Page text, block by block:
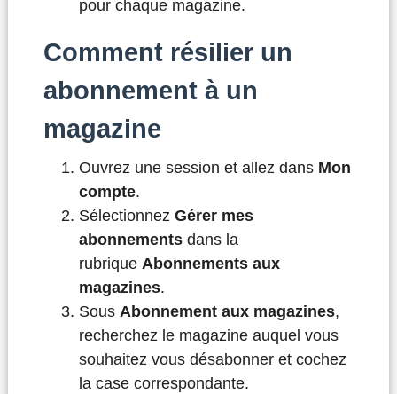
pour chaque magazine.
Comment résilier un
abonnement à un
magazine
Ouvrez une session et allez dans Mon
compte.
Sélectionnez Gérer mes
abonnementsdans la
rubrique Abonnements aux
magazines.
Sous Abonnement aux magazines,
recherchez le magazine auquel vous
souhaitez vous désabonner et cochez
la case correspondante.